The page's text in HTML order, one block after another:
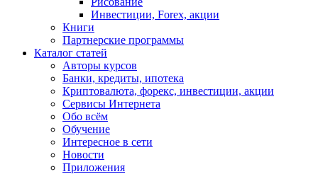
Инвестиции, Forex, акции
Книги
Партнерские программы
Каталог статей
Авторы курсов
Банки, кредиты, ипотека
Криптовалюта, форекс, инвестиции, акции
Сервисы Интернета
Обо всём
Обучение
Интересное в сети
Новости
Приложения